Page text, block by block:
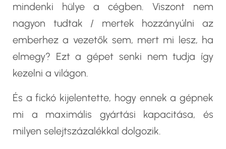
mindenki hülye a cégben. Viszont nem
nagyon tudtak / mertek hozzányúlni az
emberhez a vezetők sem, mert mi lesz, ha
elmegy? Ezt a gépet senki nem tudja így
kezelni a világon.
És a fickó kijelentette, hogy ennek a gépnek
mi a maximális gyártási kapacitása, és
milyen selejtszázalékkal dolgozik.